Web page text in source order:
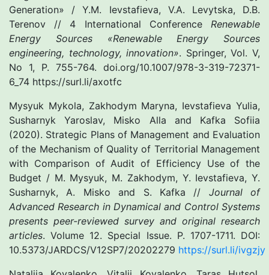
Generation» / Y.M. Ievstafieva, V.A. Levytska, D.B.
Terenov // 4 Іnternational Conference Renewable
Energy Sources «Renewable Energy Sources
engineering, technology, innovation». Springer, Vol. V,
No 1, Р. 755-764. doi.org/10.1007/978-3-319-72371-
6_74 https://surl.li/axotfc
Mysyuk Mykola, Zakhodym Maryna, Ievstafieva Yulia,
Susharnyk Yaroslav, Misko Alla and Kafka Sofiia
(2020). Strategic Plans of Management and Evaluation
of the Mechanism of Quality of Territorial Management
with Comparison of Audit of Efficiency Use of the
Budget / M. Mysyuk, M. Zakhodym, Y. Ievstafieva, Y.
Susharnyk, A. Misko and S. Kafka // Journal of
Advanced Research in Dynamical and Control Systems
presents peer-reviewed survey and original research
articles. Volume 12. Special Issue. Р. 1707-1711. DOI:
10.5373/JARDCS/V12SP7/20202279 https://surl.li/ivgzjy